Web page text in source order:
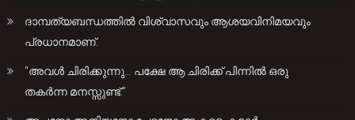
ദാമ്പത്യബന്ധത്തിൽ വിശ്വാസവും ആശയവിനിമയവും
പ്രധാനമാണ്.
“അവൾ ചിരിക്കുന്നു… പക്ഷേ ആ ചിരിക്ക് പിന്നിൽ ഒരു
തകർന്ന മനസ്സുണ്ട്.”